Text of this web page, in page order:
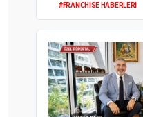
#FRANCHISE HABERLERI